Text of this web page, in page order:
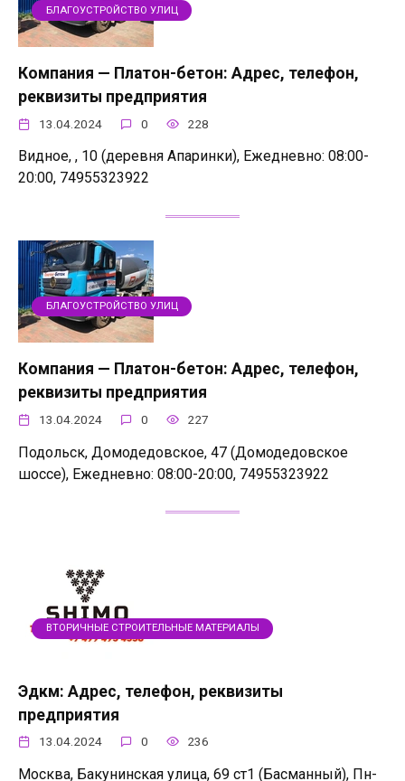
БЛАГОУСТРОЙСТВО УЛИЦ
Компания — Платон-бетон: Адрес, телефон,
реквизиты предприятия
13.04.2024 0 228
Видное, , 10 (деревня Апаринки), Ежедневно: 08:00-
20:00, 74955323922
БЛАГОУСТРОЙСТВО УЛИЦ
Компания — Платон-бетон: Адрес, телефон,
реквизиты предприятия
13.04.2024 0 227
Подольск, Домодедовское, 47 (Домодедовское
шоссе), Ежедневно: 08:00-20:00, 74955323922
ВТОРИЧНЫЕ СТРОИТЕЛЬНЫЕ МАТЕРИАЛЫ
Эдкм: Адрес, телефон, реквизиты
предприятия
13.04.2024 0 236
Москва, Бакунинская улица, 69 ст1 (Басманный), Пн-